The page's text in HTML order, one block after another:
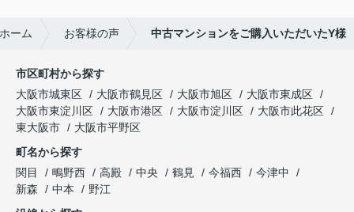
ーム お客様の声 中古マンションをご購入いただいたY様
市区町村から探す
大阪市城東区
大阪市鶴見区 大阪市旭区
大阪市東成区
大阪市東淀川区
大阪市港区 大阪市淀川区
大阪市此花区
東大阪市
大阪市平野区
町名から探す
関目
鴫野西 高殿 中央 鶴見 今福西
今津中
新森
中本
野江